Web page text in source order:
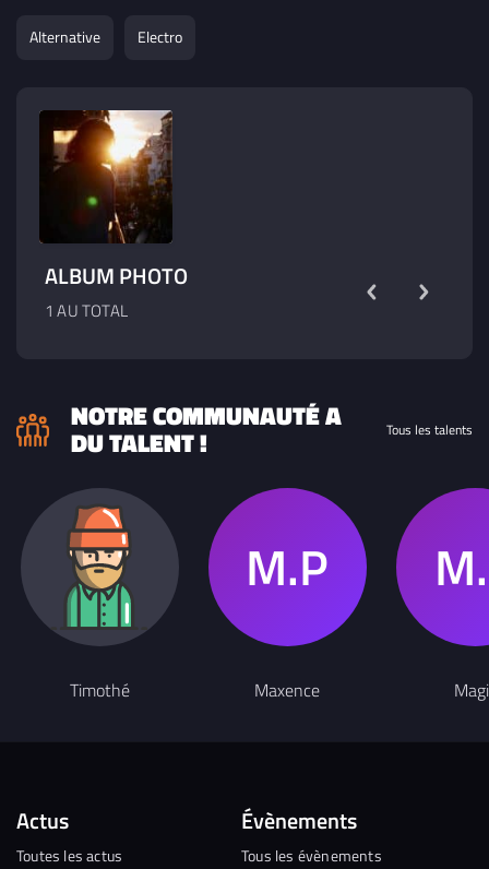
Alternative Electro
ALBUM PHOTO
1 AU TOTAL
NOTRE COMMUNAUTÉ A
DU TALENT ! Tous les talents
Timothé Maxence
Actus
Toutes les actus
Évènements
Tous les évènements